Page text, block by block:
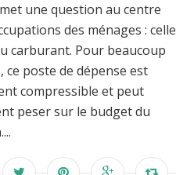
une question au centre
des ménages : celle
carburant. Pour beaucoup
ce poste de dépense est
compressible et peut
peser sur le budget du